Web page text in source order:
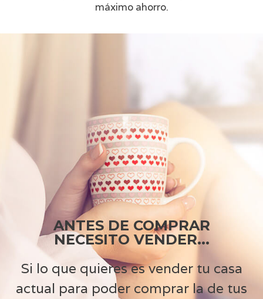
máximo ahorro.
ANTES DE COMPRAR
NECESITO VENDER...
Si lo que quieres es vender tu casa
actual para poder comprar la de tus